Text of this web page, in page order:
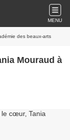
MENU
des beaux-arts
Mouraud à